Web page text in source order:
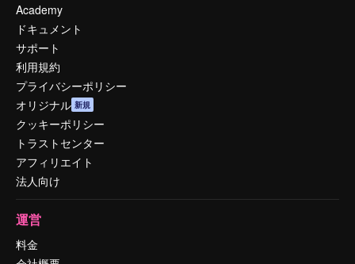
Academy
ドキュメント
サポート
利用規約
プライバシーポリシー
オリジナル 新規
クッキーポリシー
トラストセンター
アフィリエイト
法人向け
運営
料金